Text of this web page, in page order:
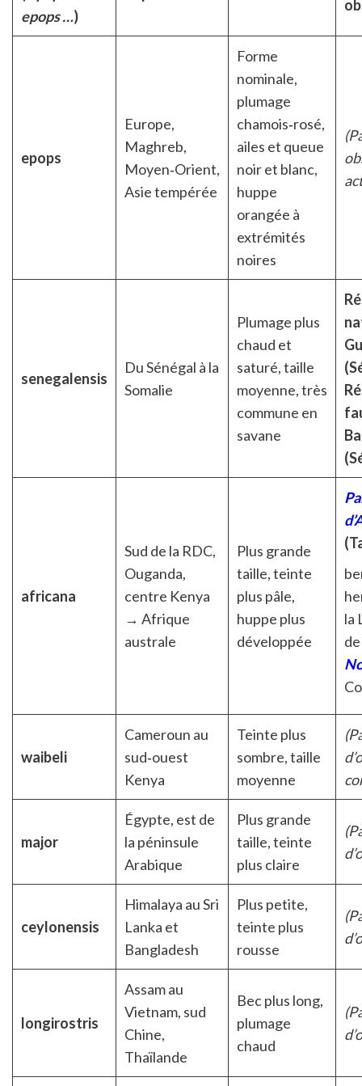
epops …)
epops
Europe,
Maghreb,
Moyen‑Orient,
Asie tempérée
Forme
nominale,
plumage
chamois‑rosé,
ailes et queue
noir et blanc,
huppe
orangée à
extrémités
noires
senegalensis
Du Sénégal à la
Somalie
Plumage plus
chaud et
saturé, taille
moyenne, très
commune en
savane
africana
Sud de la RDC,
Ouganda,
centre Kenya
→ Afrique
australe
Plus grande
taille, teinte
plus pâle,
huppe plus
développée
la
de
waibeli
Cameroun au
sud‑ouest
Kenya
Teinte plus
sombre, taille
moyenne
major
Égypte, est de
la péninsule
Arabique
Plus grande
taille, teinte
plus claire
ceylonensis
Himalaya au Sri
Lanka et
Bangladesh
Plus petite,
teinte plus
rousse
longirostris
Assam au
Vietnam, sud
Chine,
Thaïlande
Bec plus long,
plumage
chaud